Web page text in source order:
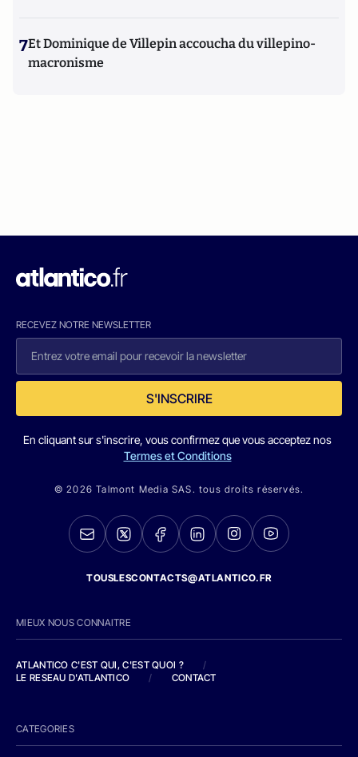
7Et Dominique de Villepin accoucha du villepino-
macronisme
RECEVEZ NOTRE NEWSLETTER
S'INSCRIRE
En cliquant sur s'inscrire, vous confirmez que vous acceptez nos
Termes et Conditions
© 2026 Talmont Media SAS. tous droits réservés.
TOUSLESCONTACTS@ATLANTICO.FR
MIEUX NOUS CONNAITRE
ATLANTICO C'EST QUI, C'EST QUOI ?
/
LE RESEAU D'ATLANTICO
/ CONTACT
CATEGORIES